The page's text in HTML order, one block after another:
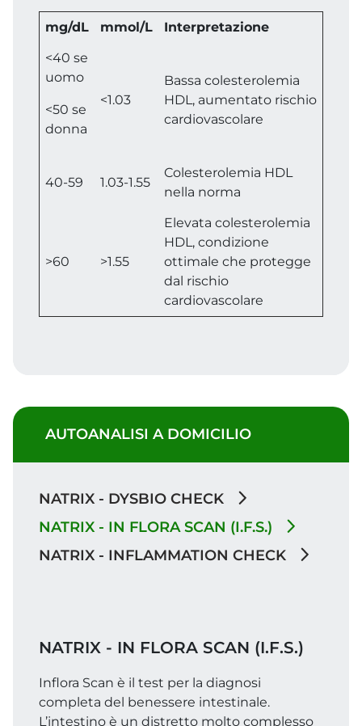
mg/dL mmol/L
Interpretazione
<40 se
uomo
<50 se
donna
<1.03
Bassa colesterolemia
HDL, aumentato rischio
cardiovascolare
40-59 1.03-1.55
Colesterolemia HDL
nella norma
>60 >1.55
Elevata colesterolemia
HDL, condizione
ottimale che protegge
dal rischio
cardiovascolare
AUTOANALISI A DOMICILIO
NATRIX - DYSBIO CHECK
NATRIX - IN FLORA SCAN (I.F.S.)
NATRIX - INFLAMMATION CHECK
NATRIX - IN FLORA SCAN (I.F.S.)
Inflora Scan è il test per la diagnosi
completa del benessere intestinale.
L’intestino è un distretto molto complesso